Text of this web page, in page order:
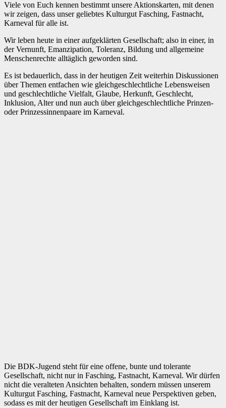
Viele von Euch kennen bestimmt unsere Aktionskarten, mit denen
wir zeigen, dass unser geliebtes Kulturgut Fasching, Fastnacht,
Karneval für alle ist.
Wir leben heute in einer aufgeklärten Gesellschaft; also in einer, in
der Vernunft, Emanzipation, Toleranz, Bildung und allgemeine
Menschenrechte alltäglich geworden sind.
Es ist bedauerlich, dass in der heutigen Zeit weiterhin Diskussionen
über Themen entfachen wie gleichgeschlechtliche Lebensweisen
und geschlechtliche Vielfalt, Glaube, Herkunft, Geschlecht,
Inklusion, Alter und nun auch über gleichgeschlechtliche Prinzen-
oder Prinzessinnenpaare im Karneval.
Die BDK-Jugend steht für eine offene, bunte und tolerante
Gesellschaft, nicht nur in Fasching, Fastnacht, Karneval. Wir dürfen
nicht die veralteten Ansichten behalten, sondern müssen unserem
Kulturgut Fasching, Fastnacht, Karneval neue Perspektiven geben,
sodass es mit der heutigen Gesellschaft im Einklang ist.